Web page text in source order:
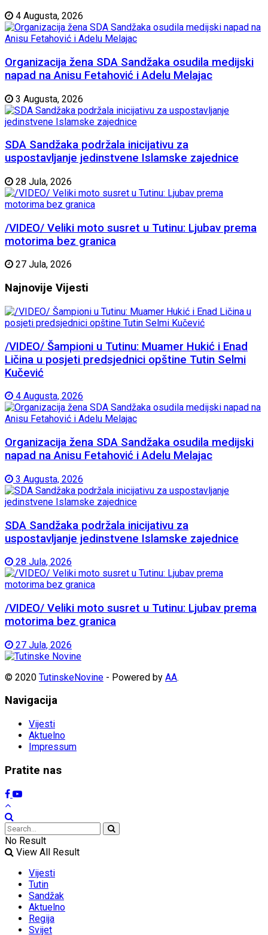
4 Augusta, 2026
Organizacija žena SDA Sandžaka osudila medijski
napad na Anisu Fetahović i Adelu Melajac
3 Augusta, 2026
SDA Sandžaka podržala inicijativu za
uspostavljanje jedinstvene Islamske zajednice
28 Jula, 2026
/VIDEO/ Veliki moto susret u Tutinu: Ljubav prema
motorima bez granica
27 Jula, 2026
Najnovije Vijesti
/VIDEO/ Šampioni u Tutinu: Muamer Hukić i Enad
Ličina u posjeti predsjednici opštine Tutin Selmi
Kučević
4 Augusta, 2026
Organizacija žena SDA Sandžaka osudila medijski
napad na Anisu Fetahović i Adelu Melajac
3 Augusta, 2026
SDA Sandžaka podržala inicijativu za
uspostavljanje jedinstvene Islamske zajednice
28 Jula, 2026
/VIDEO/ Veliki moto susret u Tutinu: Ljubav prema
motorima bez granica
27 Jula, 2026
© 2020 TutinskeNovine - Powered by AA.
Navigacija
Vijesti
Aktuelno
Impressum
Pratite nas
No Result
View All Result
Vijesti
Tutin
Sandžak
Aktuelno
Regija
Svijet